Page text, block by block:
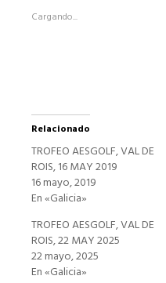
en
Cargando...
Relacionado
TROFEO AESGOLF, VAL DE
ROIS, 16 MAY 2019
16 mayo, 2019
En «Galicia»
TROFEO AESGOLF, VAL DE
ROIS, 22 MAY 2025
22 mayo, 2025
En «Galicia»